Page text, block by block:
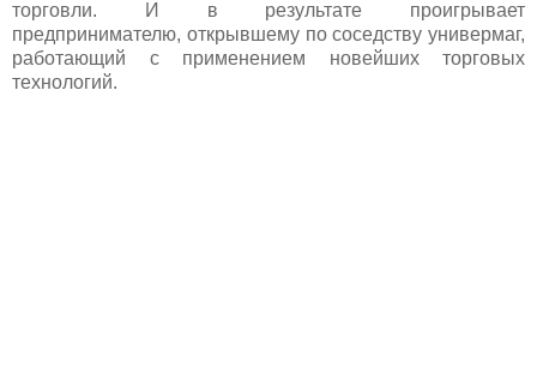
торговли. И в результате проигрывает
предпринимателю, открывшему по соседству универмаг,
работающий с применением новейших торговых
технологий.